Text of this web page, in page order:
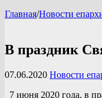
Главная/Новости
В праздник
07.06.2020 Новости
7 июня 2020 года, в